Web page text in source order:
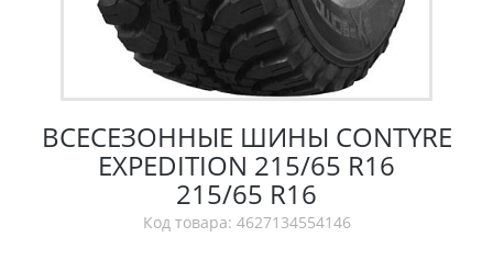
ВСЕСЕЗОННЫЕ ШИНЫ CONTYRE
EXPEDITION 215/65 R16
215/65 R16
Код товара: 4627134554146